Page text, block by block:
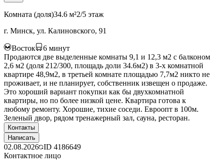
Комната (доля)34.6 м²2/5 этаж
г. Минск, ул. Калиновского, 91
Восток 6 минут
Продаются две выделенные комнаты 9,1 и 12,3 м2 с балконом
2,6 м2 (доля 212/300, площадь доли 34.6м2) в 3-х комнатной
квартире 48,9м2, в третьей комнате площадью 7,7м2 никто не
проживает, и не планирует, собственник извещен о продаже.
Это хороший вариант покупки как бы двухкомнатной
квартиры, но по более низкой цене. Квартира готова к
любому ремонту. Хорошие, тихие соседи. Евроопт в 100м.
Зеленый двор, рядом тренажерный зал, сауна, ресторан.
Контакты
Написать
02.08.2026 ID 4186649
Контактное лицо